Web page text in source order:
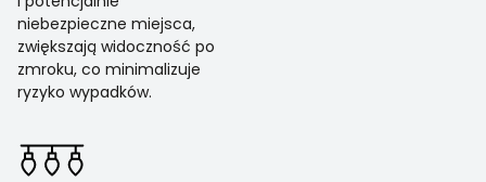
niebezpieczne miejsca,
zwiększają widoczność po
zmroku, co minimalizuje
ryzyko wypadków.